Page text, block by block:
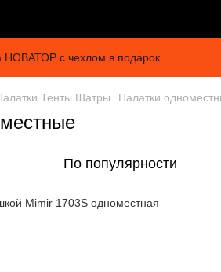
НОВАТОР с чехлом в подарок
Тенты Шатры Палатки
По популярности